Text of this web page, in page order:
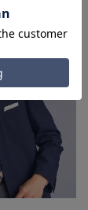
ございま